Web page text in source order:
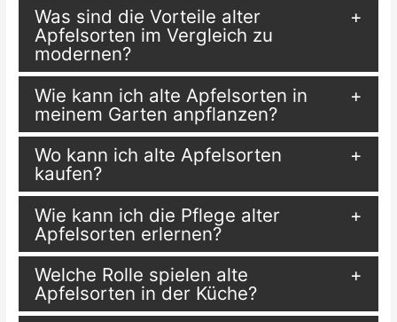
Was sind die Vorteile alter
Apfelsorten im Vergleich zu
modernen?
Wie kann ich alte Apfelsorten in
meinem Garten anpflanzen?
Wo kann ich alte Apfelsorten
kaufen?
Wie kann ich die Pflege alter
Apfelsorten erlernen?
Welche Rolle spielen alte
Apfelsorten in der Küche?